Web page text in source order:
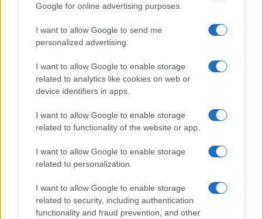
Google for online advertising purposes.
I want to allow Google to send me
personalized advertising.
I want to allow Google to enable storage
related to analytics like cookies on web or
device identifiers in apps.
I want to allow Google to enable storage
related to functionality of the website or app.
I want to allow Google to enable storage
related to personalization.
I want to allow Google to enable storage
related to security, including authentication
functionality and fraud prevention, and other
Ma az Apple egy rendkívüli közleményben értesítette a
rossz hírről az ügyfeleket!
Apple iPhone SE 4: megjelenési dátum,
ár, specifikációk, pletykák, stb.
Meddig kell várnunk az új olcsó iPhone-ra? Az Apple
iPhone SE termékcsaládja már régóta a legolcsóbban
Kuo: csak MFi kábellel lesz elérhető a
gyorstöltés iPhone 15-ön
2023.03.22| 9to5 Mac